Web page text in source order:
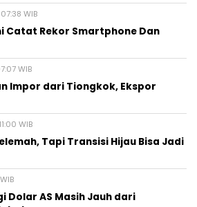
WIB
Catat Rekor Smartphone Dan
WIB
Impor dari Tiongkok, Ekspor
WIB
Tapi Transisi Hijau Bisa Jadi
Dolar AS Masih Jauh dari